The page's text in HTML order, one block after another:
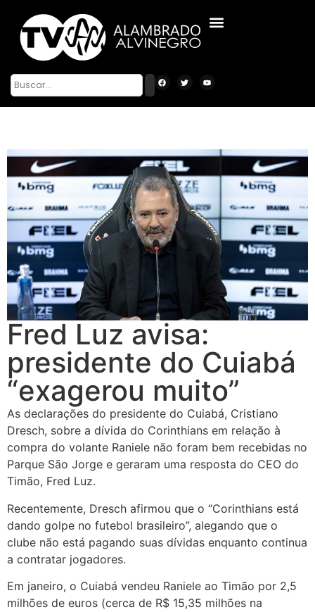
Fred Luz avisa:
presidente do Cuiabá
“exagerou muito”
As declarações do presidente do Cuiabá, Cristiano
Dresch, sobre a dívida do Corinthians em relação à
compra do volante Raniele não foram bem recebidas no
Parque São Jorge e geraram uma resposta do CEO do
Timão, Fred Luz.
Recentemente, Dresch afirmou que o “Corinthians está
dando golpe no futebol brasileiro”, alegando que o
clube não está pagando suas dívidas enquanto continua
a contratar jogadores.
Em janeiro, o Cuiabá vendeu Raniele ao Timão por 2,5
milhões de euros (cerca de R$ 15,35 milhões na